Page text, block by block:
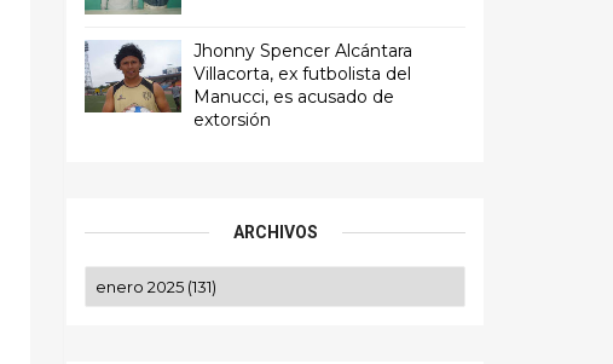
Jhonny Spencer Alcántara
Villacorta, ex futbolista del
Manucci, es acusado de
extorsión
ARCHIVOS